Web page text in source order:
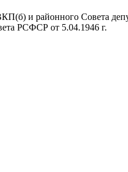
и районного Совета
РСФСР от 5.04.1946 г.